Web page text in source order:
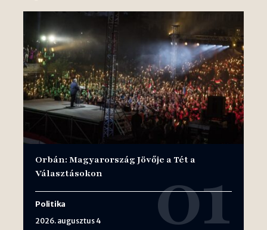
Orbán: Magyarország Jövője a Tét a
Választásokon
Politika
2026. augusztus 4